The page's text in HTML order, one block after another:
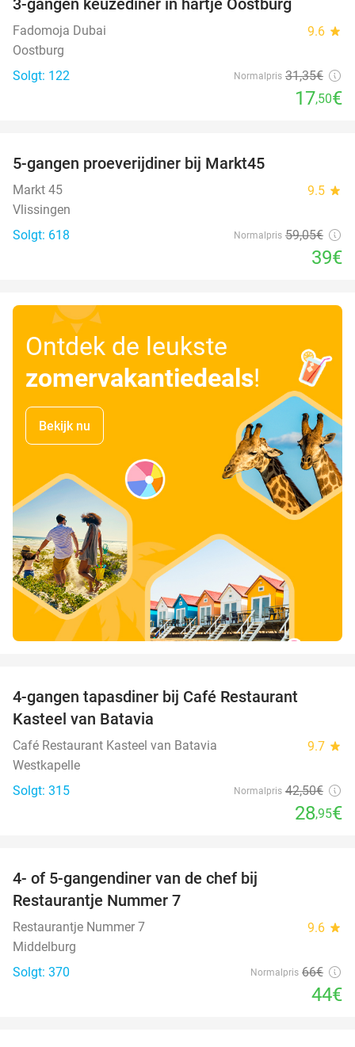
Fadomoja Dubai 9.6 star
Oostburg
Solgt: 122
Normalpris 31,35€
17,50€
5-gangen proeverijdiner bij Markt45
Markt 45 9.5 star
Vlissingen
Solgt: 618
Normalpris 59,05€
39€
Ontdek de leukste
zomervakantiedeals!
Bekijk nu
4-gangen tapasdiner bij Café Restaurant
Kasteel van Batavia
Café Restaurant Kasteel van Batavia 9.7 star
Westkapelle
Solgt: 315
Normalpris 42,50€
28,95€
4- of 5-gangendiner van de chef bij
Restaurantje Nummer 7
Restaurantje Nummer 7 9.6 star
Middelburg
Solgt: 370
Normalpris 66€
44€